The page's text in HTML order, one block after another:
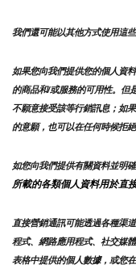
我們還可能以其他方式使用這
如果您向我們提供您的個人資
的商品和/或服務的可用性。但
不願意接受該等行銷訊息；如
的意願，也可以在任何時候拒
如您向我們提供有關資料並明
所載的各類個人資料用於直接
直接營銷通訊可能透過各種渠
程式、網路應用程式、社交媒
表格中提供的個人數據，或您